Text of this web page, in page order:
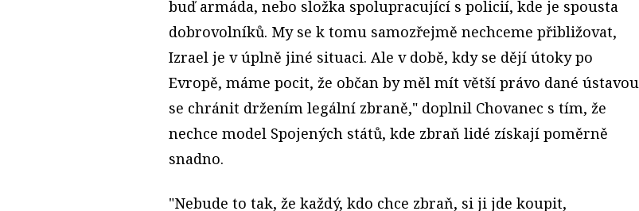
buď armáda, nebo složka spolupracující s policií, kde je spousta
dobrovolníků. My se k tomu samozřejmě nechceme přibližovat,
Izrael je v úplně jiné situaci. Ale v době, kdy se dějí útoky po
Evropě, máme pocit, že občan by měl mít větší právo dané ústavou
se chránit držením legální zbraně," doplnil Chovanec s tím, že
nechce model Spojených států, kde zbraň lidé získají poměrně
snadno.
"Nebude to tak, že každý, kdo chce zbraň, si ji jde koupit,